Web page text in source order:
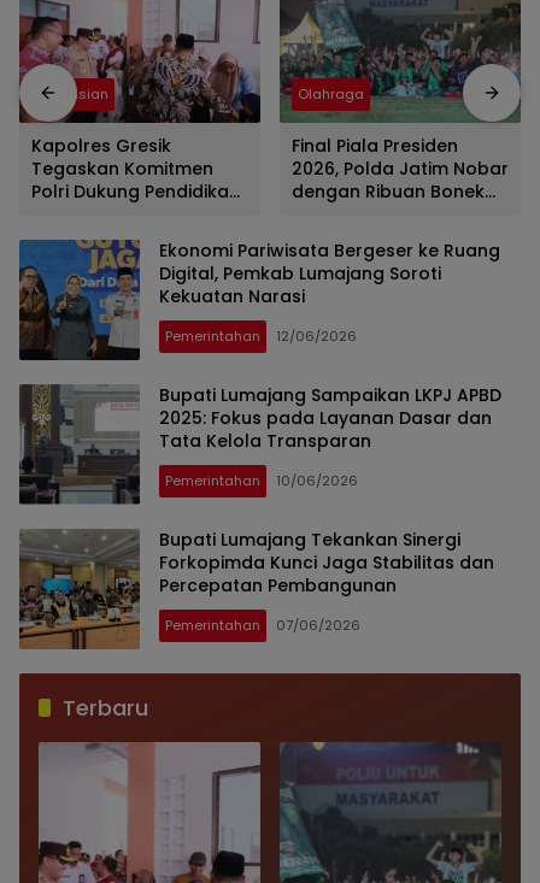
Kepolisian
Kapolres Gresik
Tegaskan Komitmen
Polri Dukung Pendidikan
Olahraga
Final Piala Presiden
2026, Polda Jatim Nobar
dengan Ribuan Bonek
Ekonomi Pariwisata Bergeser ke Ruang
Digital, Pemkab Lumajang Soroti
Kekuatan Narasi
Pemerintahan 12/06/2026
Bupati Lumajang Sampaikan LKPJ APBD
2025: Fokus pada Layanan Dasar dan
Tata Kelola Transparan
Pemerintahan 10/06/2026
Bupati Lumajang Tekankan Sinergi
Forkopimda Kunci Jaga Stabilitas dan
Percepatan Pembangunan
Pemerintahan 07/06/2026
Terbaru